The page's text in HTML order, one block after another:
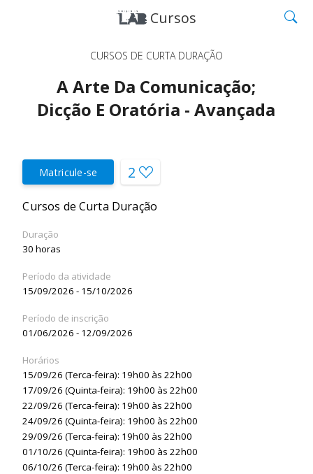
Cursos
CURSOS DE CURTA DURAÇÃO
A Arte Da Comunicação;
Dicção E Oratória - Avançada
Matricule-se 2
Cursos de Curta Duração
Duração
30 horas
Período da atividade
15/09/2026 - 15/10/2026
Período de inscrição
01/06/2026 - 12/09/2026
Horários
15/09/26 (Terca-feira): 19h00 às 22h00
17/09/26 (Quinta-feira): 19h00 às 22h00
22/09/26 (Terca-feira): 19h00 às 22h00
24/09/26 (Quinta-feira): 19h00 às 22h00
29/09/26 (Terca-feira): 19h00 às 22h00
01/10/26 (Quinta-feira): 19h00 às 22h00
06/10/26 (Terca-feira): 19h00 às 22h00